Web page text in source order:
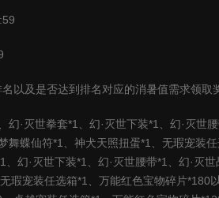
以及是否达到排名对应的消暑值需求领取
、幻·灭世拳套*1 、幻·灭世下装*1 、幻·灭世
舞蝶仙符*1 、神犬天照扭蛋*1 、无瑕宠装
、幻·灭世下装*1 、幻·灭世腰带*1 、幻·灭
无瑕宠装任选箱*1 、万能红色宝物碎片*180